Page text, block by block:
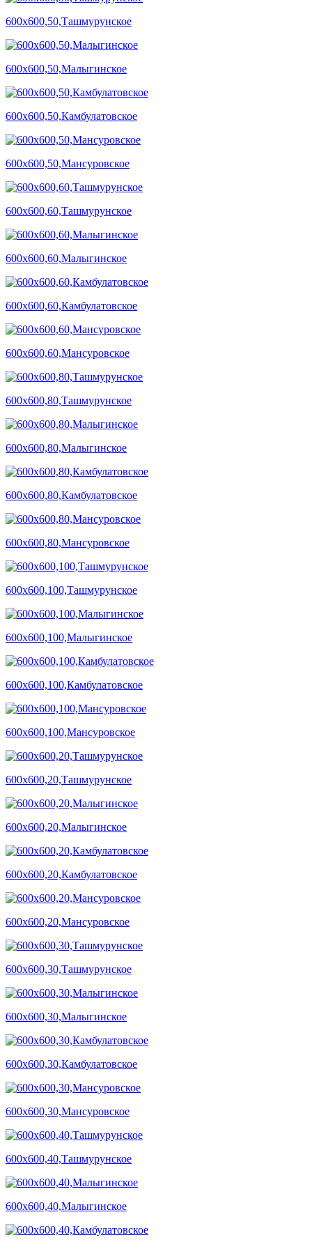
600х600,50,Ташмурунское
600х600,50,Малыгинское
600х600,50,Камбулатовское
600х600,50,Мансуровское
600х600,60,Ташмурунское
600х600,60,Малыгинское
600х600,60,Камбулатовское
600х600,60,Мансуровское
600х600,80,Ташмурунское
600х600,80,Малыгинское
600х600,80,Камбулатовское
600х600,80,Мансуровское
600х600,100,Ташмурунское
600х600,100,Малыгинское
600х600,100,Камбулатовское
600х600,100,Мансуровское
600х600,20,Ташмурунское
600х600,20,Малыгинское
600х600,20,Камбулатовское
600х600,20,Мансуровское
600х600,30,Ташмурунское
600х600,30,Малыгинское
600х600,30,Камбулатовское
600х600,30,Мансуровское
600х600,40,Ташмурунское
600х600,40,Малыгинское